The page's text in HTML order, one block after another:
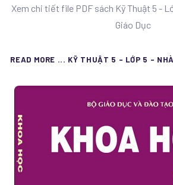
Xem chi tiết file PDF sách Kỹ Thuật 5 -
Giáo Dục
READ MORE ... KỸ THUẬT 5 - LỚP 5 -